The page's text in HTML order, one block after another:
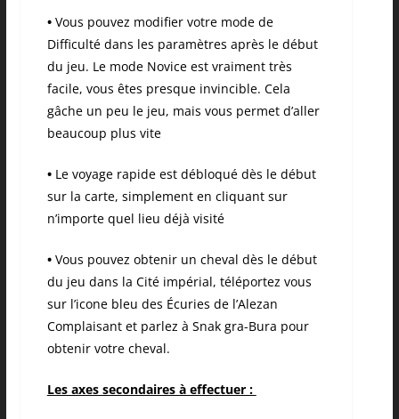
•Vous pouvez modifier votre mode de
Difficulté dans les paramètres après le début
du jeu. Le mode Novice est vraiment très
facile, vous êtes presque invincible. Cela
gâche un peu le jeu, mais vous permet d’aller
beaucoup plus vite
•Le voyage rapide est débloqué dès le début
sur la carte, simplement en cliquant sur
n’importe quel lieu déjà visité
•Vous pouvez obtenir un cheval dès le début
du jeu dans la Cité impérial, téléportez vous
sur l’icone bleu des Écuries de l’Alezan
Complaisant et parlez à Snak gra-Bura pour
obtenir votre cheval.
Les axes secondaires à effectuer :